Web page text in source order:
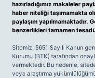
hazırladığımız makaleler
haber niteliği taşımamakta
paylaşım yapılmamaktadır.
benzerlikleri tamamen
Sitemiz, 5651 Sayılı Kanun
Kurumu (BTK) tarafından
vermektedir. Bu nedenle,
veya araştırma